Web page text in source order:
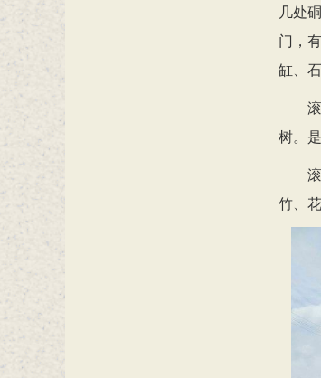
几处
门，
缸、
树。
竹、